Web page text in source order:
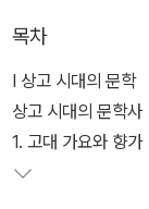
목차
Ⅰ 상고 시대의 문학
상고 시대의 문학사
1. 고대 가요와 향가